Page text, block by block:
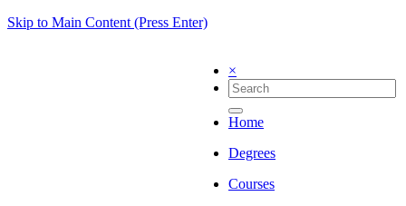
Skip to Main Content (Press Enter)
×
Home
Degrees
Courses